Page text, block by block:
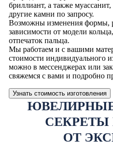
бриллиант, а также
другие камни по запросу.
Возможны изменения формы,
зависимости от модели
отпечаток пальца.
Мы работаем и с вашими
стоимости индивидуального
можно в мессенджерах или
свяжемся с вами и подробно
Узнать стоимость изготовления
ОТ